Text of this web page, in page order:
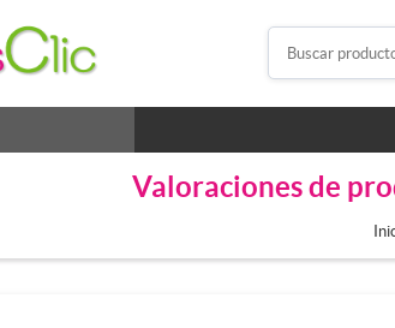
Valoraciones de